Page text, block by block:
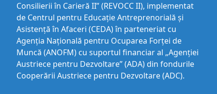
Consilierii în Carieră II” (REVOCC II), implementat
de Centrul pentru Educaţie Antreprenorială şi
Asistenţă în Afaceri (CEDA) în parteneriat cu
Agenția Națională pentru Ocuparea Forței de
Muncă (ANOFM) cu suportul financiar al „Agenției
Austriece pentru Dezvoltare” (ADA) din fondurile
Cooperării Austriece pentru Dezvoltare (ADC).